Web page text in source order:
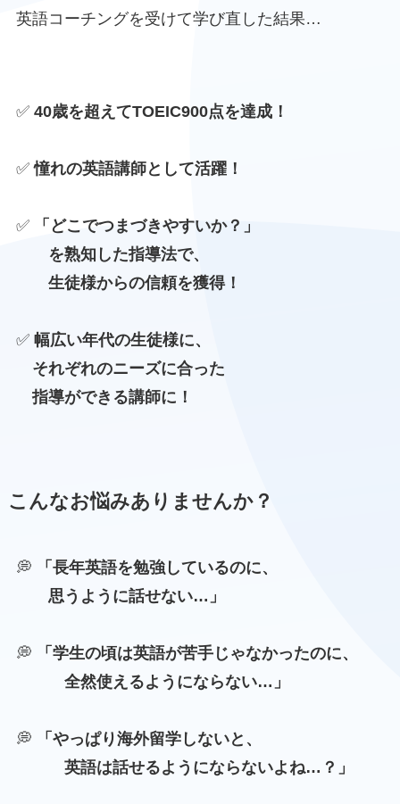
英語コーチングを受けて学び直した結果…
✅ 40歳を超えてTOEIC900点を達成！
✅憧れの英語講師として活躍！
✅
「どこでつまづきやすいか？」
を熟知した指導法で、
生徒様からの信頼を獲得！
✅ 幅広い年代の生徒様に、
それぞれのニーズに合った
指導ができる講師に！
こんなお悩みありませんか？
💭
「長年英語を勉強しているのに、
思うように話せない…」
💭
「学生の頃は英語が苦手じゃなかったのに、
全然使えるようにならない…」
💭
「やっぱり海外留学しないと、
英語は話せるようにならないよね…？」